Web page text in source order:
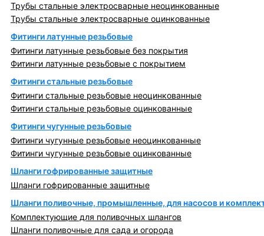
Трубы стальные электросварные неоцинкованные
Трубы стальные электросварные оцинкованные
Фитинги латунные резьбовые
Фитинги латунные резьбовые без покрытия
Фитинги латунные резьбовые с покрытием
Фитинги стальные резьбовые
Фитинги стальные резьбовые неоцинкованные
Фитинги стальные резьбовые оцинкованные
Фитинги чугунные резьбовые
Фитинги чугунные резьбовые неоцинкованные
Фитинги чугунные резьбовые оцинкованные
Шланги гофрированные защитные
Шланги гофрированные защитные
Шланги поливочные, промышленные, для насосов и
Комплектующие для поливочных шлангов
Шланги поливочные для сада и огорода